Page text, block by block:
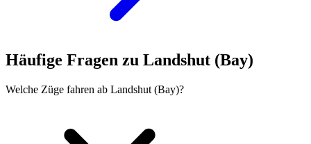
Häufige Fragen zu Landshut (Bay)
Welche Züge fahren ab Landshut (Bay)?